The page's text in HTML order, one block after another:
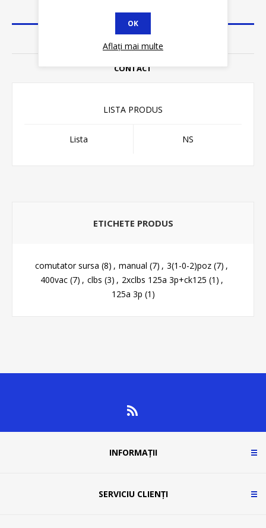
SPECIFICATII
CONTACT
LISTA PRODUS
Lista NS
ETICHETE PRODUS
comutator sursa (8) , manual (7) , 3(1-0-2)poz (7) ,
400vac (7) , clbs (3) , 2xclbs 125a 3p+ck125 (1) ,
125a 3p (1)
INFORMAȚII
SERVICIU CLIENȚI
OK
Aflați mai multe